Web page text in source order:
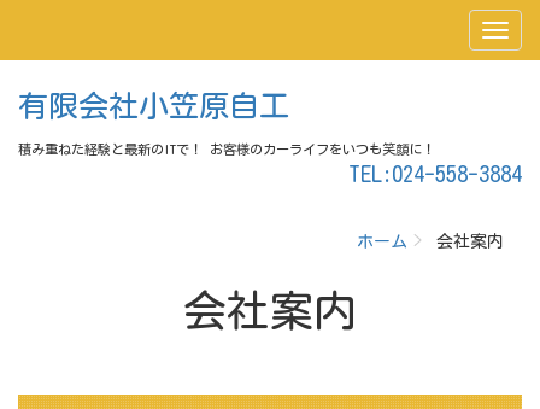
有限会社小笠原自工
積み重ねた経験と最新のITで！ お客様のカーライフをいつも笑顔に！
TEL:024-558-3884
ホーム 会社案内
会社案内